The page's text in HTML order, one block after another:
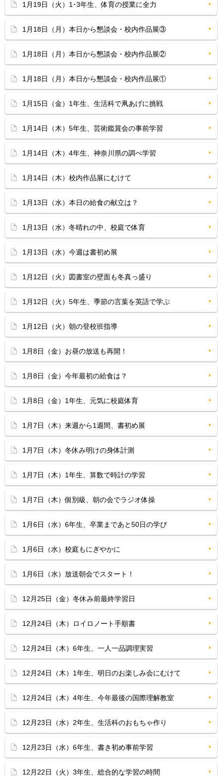
1月19日（火）1･3年生、体育の授業に全力
1月18日（月）本日から懇談会・校内作品展③
1月18日（月）本日から懇談会・校内作品展②
1月18日（月）本日から懇談会・校内作品展①
1月15日（金）1年生、生活科で凧あげに挑戦
1月14日（木）5年生、芸術鑑賞会の事前学習
1月14日（木）4年生、神奈川県の調べ学習
1月14日（木）校内作品展にむけて
1月13日（水）本日の給食の献立は？
1月13日（水）冬晴れの中、校庭で体育
1月13日（水）今週は書初め展
1月12日（火）図書室の壁面も冬真っ盛り
1月12日（火）5年生、季節の言葉を英語で学ぶ
1月12日（火）朝の登校班指導
1月8日（金）お昼の放送も再開！
1月8日（金）今年最初の給食は？
1月8日（金）1年生、元気に校庭体育
1月7日（木）来週から1週間、書初め展
1月7日（木）冬休み明けの身体計測
1月7日（木）1年生、算数で時計の学習
1月7日（木）個別級、朝の会でラジオ体操
1月6日（水）6年生、卒業まであと50日の学び
1月6日（水）校庭もにぎやかに
1月6日（水）放送朝会でスタート！
12月25日（金）冬休み前最終学習日
12月24日（木）ロイロノート手順書
12月24日（木）6年生、一人一品調理実習
12月24日（木）1年生、明日のお楽しみ会にむけて
12月24日（木）4年生、今年最後の国際理解教室
12月23日（水）2年生、生活科のおもちゃ作り
12月23日（水）6年生、書き初め事前学習
12月22日（火）3年生、総合的な学習の時間